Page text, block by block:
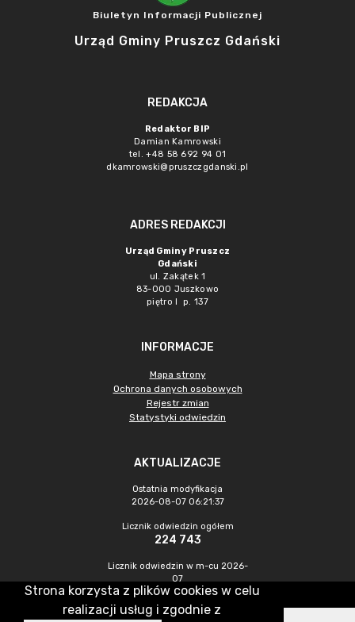
Biuletyn Informacji Publicznej
Urząd Gminy Pruszcz Gdański
REDAKCJA
Redaktor BIP
Damian Kamrowski
tel. +48 58 692 94 01
dkamrowski@pruszczgdanski.pl
ADRES REDAKCJI
Urząd Gminy Pruszcz
Gdański
ul. Zakątek 1
83-000 Juszkowo
piętro I p. 137
INFORMACJE
Mapa strony
Ochrona danych osobowych
Rejestr zmian
Statystyki odwiedzin
AKTUALIZACJE
Ostatnia modyfikacja
2026-08-07 06:21:37
Licznik odwiedzin ogółem
224 743
Licznik odwiedzin w m-cu 2026-
07
896
Strona korzysta z plików cookies w celu
realizacji usług i zgodnie z